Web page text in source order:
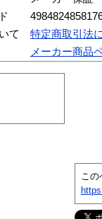
て
特定商取引法
メーカー商品
この